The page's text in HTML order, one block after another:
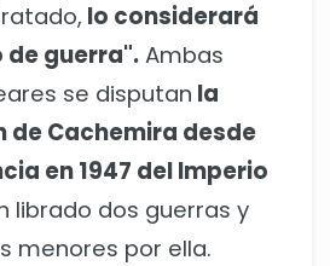
lo considerará
de guerra". Ambas
se disputan la
de Cachemira desde
en 1947 del Imperio
librado dos guerras y
menores por ella.